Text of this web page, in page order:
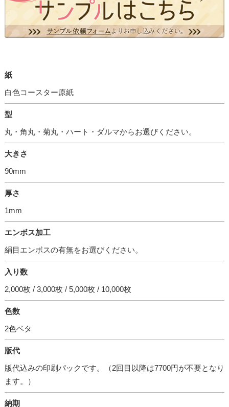
紙
白色コースター原紙
型
丸・角丸・菊丸・ハート・ダルマからお選びください。
大きさ
90mm
厚さ
1mm
エンボス加工
絹目エンボスの有無をお選びください。
入り数
2,000枚 / 3,000枚 / 5,000枚 / 10,000枚
色数
2色ベタ
版代
版代込みの印刷パックです。（2回目以降は7700円が不要となり
ます。）
納期